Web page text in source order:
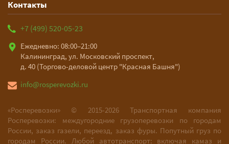
Контакты
+7 (499) 520-05-23
Ежедневно: 08:00–21:00
Калининград, ул. Московский проспект,
д. 40 (Торгово-деловой центр "Красная Башня")
info@rosperevozki.ru
«Росперевозки» © 2015-2026
Транспортная компания
Росперевозки: междугородние грузоперевозки по городам
России, заказ газели, переезд, заказ фуры. Попутный груз по
городам России. Любой автотранспорт: включая камаз и